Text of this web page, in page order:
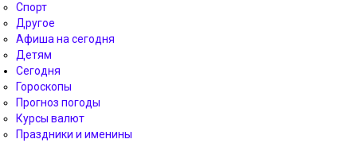
Спорт
Другое
Афиша на сегодня
Детям
Сегодня
Гороскопы
Прогноз погоды
Курсы валют
Праздники и именины